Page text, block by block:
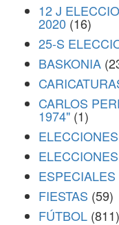
12 J
2020 (16)
25-S
BASKONIA
CARLOS
1974" (1)
ESPECIALES
FIESTAS (59)
FÚTBOL (811)